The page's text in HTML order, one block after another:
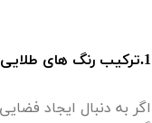
1.ترکیب رنگ های طلایی و سفید برای جلوه ای سلطنتی
اگر به دنبال ایجاد